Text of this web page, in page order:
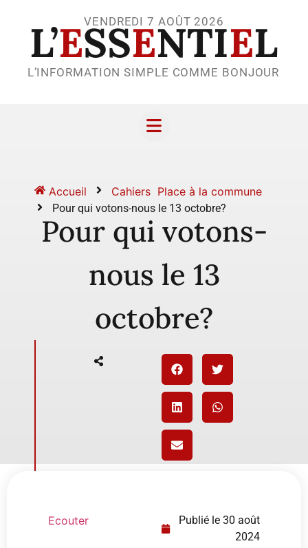
VENDREDI 7 AOÛT 2026
L’ESSENTIEL
L’INFORMATION SIMPLE COMME BONJOUR
Accueil Cahiers Place à la commune
Pour qui votons-nous le 13 octobre?
Pour qui votons-
nous le 13
octobre?
Ecouter Publié le 30 août
2024